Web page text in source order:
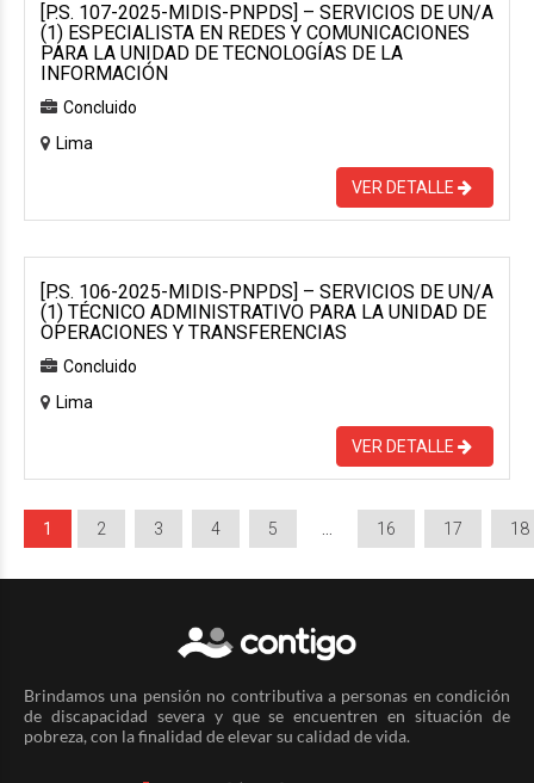
[P.S. 107-2025-MIDIS-PNPDS] – SERVICIOS DE UN/A
(1) ESPECIALISTA EN REDES Y COMUNICACIONES
PARA LA UNIDAD DE TECNOLOGÍAS DE LA
INFORMACIÓN
Concluido
Lima
VER DETALLE
[P.S. 106-2025-MIDIS-PNPDS] – SERVICIOS DE UN/A
(1) TÉCNICO ADMINISTRATIVO PARA LA UNIDAD DE
OPERACIONES Y TRANSFERENCIAS
Concluido
Lima
VER DETALLE
1 2 3 4 5 16 17 18
Brindamos una pensión no contributiva a personas en condición
de discapacidad severa y que se encuentren en situación de
pobreza, con la finalidad de elevar su calidad de vida.